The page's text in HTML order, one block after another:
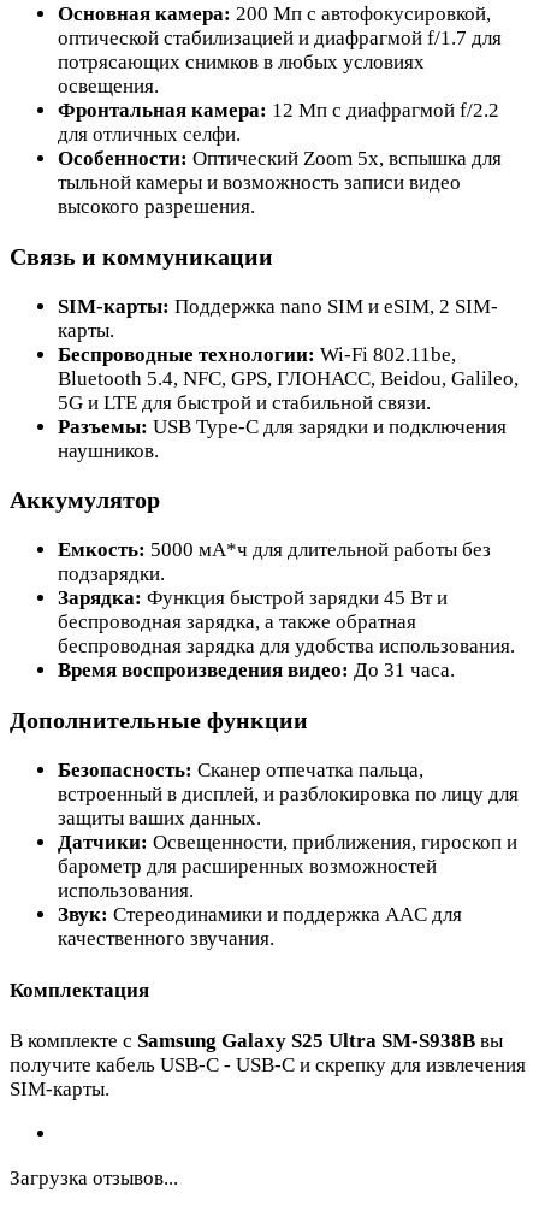
Основная камера: 200 Мп с автофокусировкой,
оптической стабилизацией и диафрагмой f/1.7 для
потрясающих снимков в любых условиях
освещения.
Фронтальная камера: 12 Мп с диафрагмой f/2.2
для отличных селфи.
Особенности: Оптический Zoom 5x, вспышка для
тыльной камеры и возможность записи видео
высокого разрешения.
Связь и коммуникации
SIM-карты: Поддержка nano SIM и eSIM, 2 SIM-
карты.
Беспроводные технологии: Wi-Fi 802.11be,
Bluetooth 5.4, NFC, GPS, ГЛОНАСС, Beidou, Galileo,
5G и LTE для быстрой и стабильной связи.
Разъемы: USB Type-C для зарядки и подключения
наушников.
Аккумулятор
Емкость: 5000 мА*ч для длительной работы без
подзарядки.
Зарядка: Функция быстрой зарядки 45 Вт и
беспроводная зарядка, а также обратная
беспроводная зарядка для удобства использования.
Время воспроизведения видео: До 31 часа.
Дополнительные функции
Безопасность: Сканер отпечатка пальца,
встроенный в дисплей, и разблокировка по лицу для
защиты ваших данных.
Датчики: Освещенности, приближения, гироскоп и
барометр для расширенных возможностей
использования.
Звук: Стереодинамики и поддержка AAC для
качественного звучания.
Комплектация
В комплекте с Samsung Galaxy S25 Ultra SM-S938B вы
получите кабель USB-C - USB-C и скрепку для извлечения
SIM-карты.
Загрузка отзывов...